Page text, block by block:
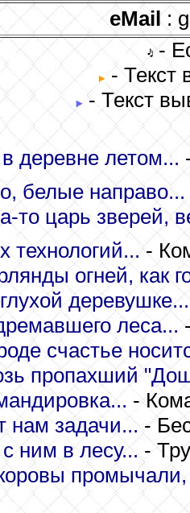
eMail :
-
- Текст
- Текст
деревне летом...
белые направо...
то царь зверей,
технологий...-
огней, как
деревушке...
леса...
счастье
пропахший
-
нам задачи... -
ним в лесу...-